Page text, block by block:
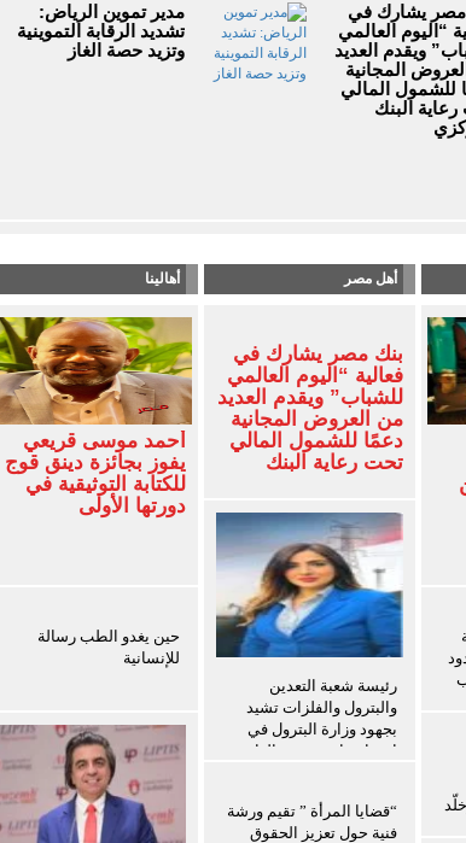
مصر يشارك في
“اليوم العالمي
ويقدم العديد
المجانية
للشمول المالي
البنك
مدير تموين الرياض:
تشديد الرقابة التموينية
وتزيد حصة الغاز
أهل مصر
بنك مصر يشارك في
فعالية “اليوم العالمي
للشباب” ويقدم العديد
من العروض المجانية
دعمًا للشمول المالي
تحت رعاية البنك
رئيسة شعبة التعدين
والبترول والفلزات تشيد
بجهود وزارة البترول في
احتواء حادث سفن الغاز
“قضايا المرأة ” تقيم ورشة
فنية حول تعزيز الحقوق
أهالينا
أحمد موسى قريعي
يفوز بجائزة دينق قوج
للكتابة التوثيقية في
دورتها الأولى
حين يغدو الطب رسالة
للإنسانية